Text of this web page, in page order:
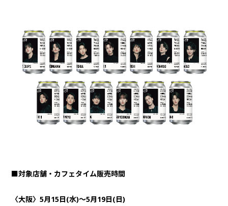
■対象店舗・カフェタイム販売時間
〈大阪〉5月15日(水)～5月19日(日)